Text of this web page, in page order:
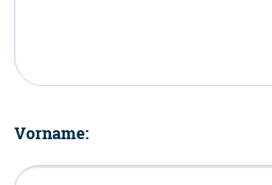
Vorname: